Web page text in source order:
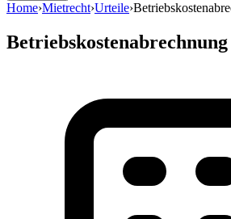
Home›Mietrecht›Urteile›
Betriebskostenabrechnung